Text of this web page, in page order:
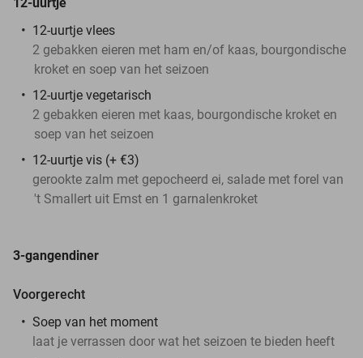
12-uurtje vlees
2 gebakken eieren met ham en/of kaas, bourgondische
kroket en soep van het seizoen
12-uurtje vegetarisch
2 gebakken eieren met kaas, bourgondische kroket en
soep van het seizoen
12-uurtje vis (+ €3)
gerookte zalm met gepocheerd ei, salade met forel van
't Smallert uit Emst en 1 garnalenkroket
3-gangendiner
Voorgerecht
Soep van het moment
laat je verrassen door wat het seizoen te bieden heeft